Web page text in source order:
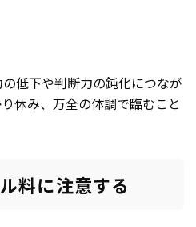
低下や判断力の鈍化につなが
休み、万全の体調で臨むこと
料に注意する